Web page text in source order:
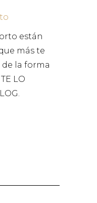
están
más te
la forma
LO